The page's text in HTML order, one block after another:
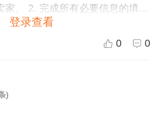
家。 2. 完成所有必要信息的填
税务信息和银行账户信息等。 3.
面上添加您的产品，并提供所有
登录查看
0 0
)